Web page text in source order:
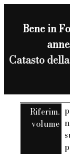
Bene in
Catasto
Riferim.
volume